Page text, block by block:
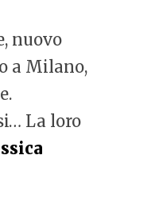
nuovo
a Milano,
La loro